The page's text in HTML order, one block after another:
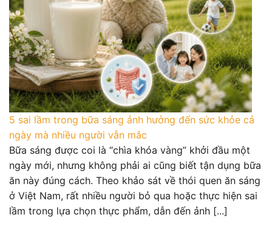
5 sai lầm trong bữa sáng ảnh hưởng đến sức khỏe cả
ngày mà nhiều người vẫn mắc
Bữa sáng được coi là “chìa khóa vàng” khởi đầu một
ngày mới, nhưng không phải ai cũng biết tận dụng bữa
ăn này đúng cách. Theo khảo sát về thói quen ăn sáng
ở Việt Nam, rất nhiều người bỏ qua hoặc thực hiện sai
lầm trong lựa chọn thực phẩm, dẫn đến ảnh [...]